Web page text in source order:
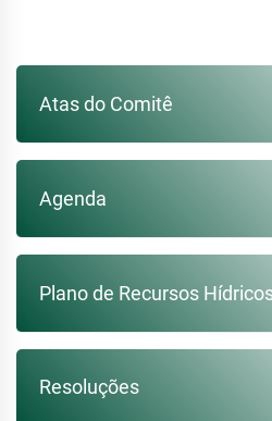
Atas do Comitê
Agenda
Plano de Recursos
Resoluções